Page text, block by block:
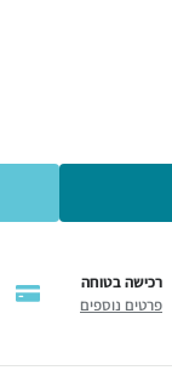
רכישה בטוחה
פרטים נוספים